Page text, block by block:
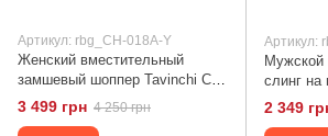
Артикул: rbg_CH-018A-Y
Женский вместительный
замшевый шоппер Tavinchi CH-
018A-Y Черный
3 499 грн 4 250 грн
Артикул:
Мужской
слинг на
SM8-
2 349